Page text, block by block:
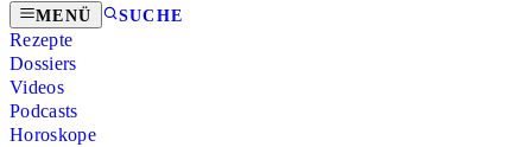
MENÜ SUCHE
Rezepte
Dossiers
Videos
Podcasts
Horoskope